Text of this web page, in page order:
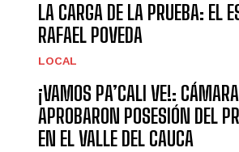
LA CARGA DE LA PRUEBA: EL
RAFAEL POVEDA
LOCAL
¡VAMOS PA’CALI VE!:
APROBARON POSESIÓN DEL
EN EL VALLE DEL CAUCA